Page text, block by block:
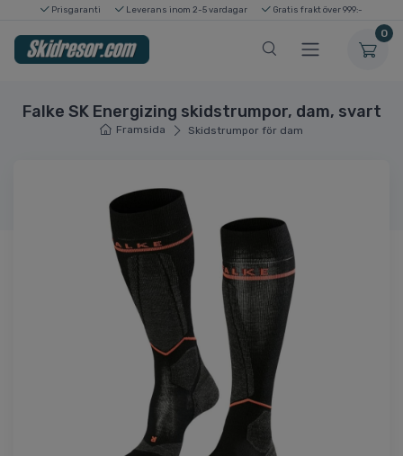
Prisgaranti Leverans inom 2-5 vardagar Gratis frakt över 999:-
0
Falke SK Energizing skidstrumpor, dam, svart
Framsida Skidstrumpor för dam